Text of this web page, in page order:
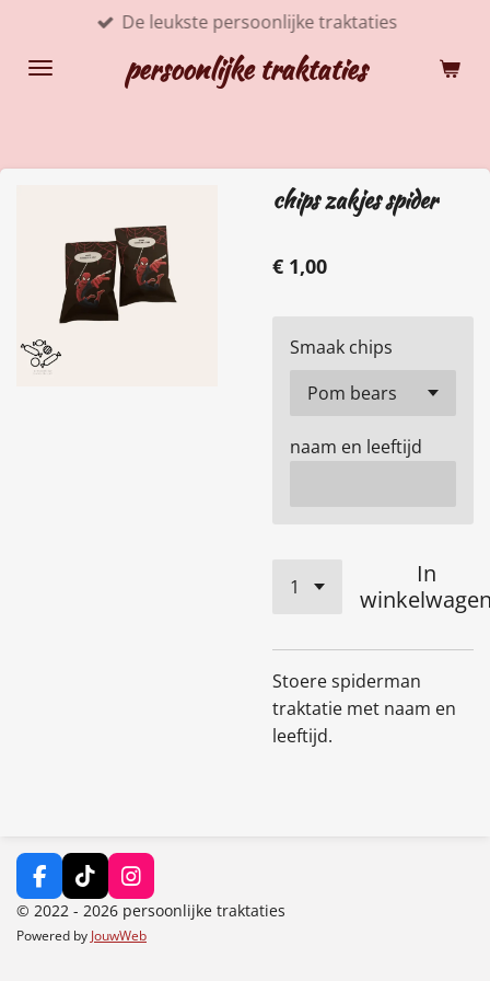
naar
persoonlijke traktaties
De leukste persoonlijke traktaties
chips zakjes spider
€ 1,00
Smaak chips
naam en leeftijd
In
Stoere spiderman
traktatie met naam en
leeftijd.
F
a
e
T
i
k
T
I
n
s
t
© 2022 - 2026 persoonlijke traktaties
Powered by JouwWeb